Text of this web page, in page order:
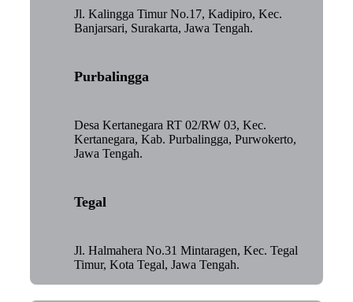
Jl. Kalingga Timur No.17, Kadipiro, Kec.
Banjarsari, Surakarta, Jawa Tengah.
Purbalingga
Desa Kertanegara RT 02/RW 03, Kec.
Kertanegara, Kab. Purbalingga, Purwokerto,
Jawa Tengah.
Tegal
Jl. Halmahera No.31 Mintaragen, Kec. Tegal
Timur, Kota Tegal, Jawa Tengah.